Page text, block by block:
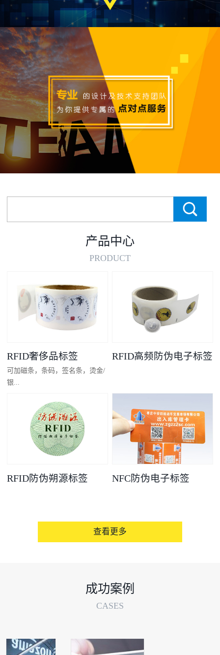
产品中心
PRODUCT
RFID奢侈品标签
可加磁条，条码，签名条，烫金/
银...
凸码，金/银底
RFID高频防伪电子标签
RFID防伪朔源标签 NFC防伪电子标签
查看更多
成功案例
CASES